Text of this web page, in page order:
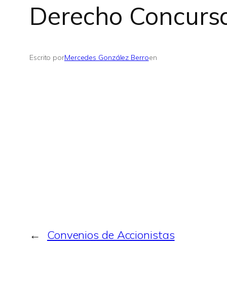
Derecho
Escrito porMercedes González Berroen
← Convenios de Accionistas